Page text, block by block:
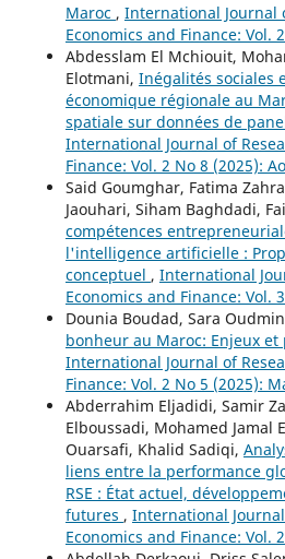
Maroc , International Journal
Economics and Finance: Vol.
Abdesslam El Mchiouit,
Elotmani, Inégalités sociales
économique régionale au
spatiale sur données de
International Journal of
Finance: Vol. 2 No 8 (2025):
Said Goumghar, Fatima
Jaouhari, Siham Baghdadi,
compétences
l'intelligence artificielle :
conceptuel , International
Economics and Finance: Vol.
Dounia Boudad, Sara
bonheur au Maroc: Enjeux et
International Journal of
Finance: Vol. 2 No 5 (2025):
Abderrahim Eljadidi, Samir
Elboussadi, Mohamed Jamal
Ouarsafi, Khalid Sadiqi,
liens entre la performance
RSE : État actuel,
futures , International
Economics and Finance: Vol.